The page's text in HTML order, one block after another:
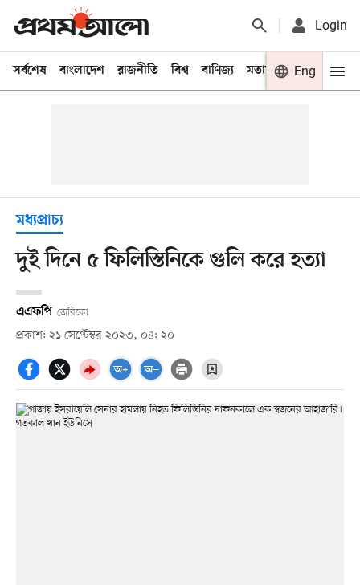
Login
সর্বশেষ বাংলাদেশ রাজনীতি বিশ্ব বাণিজ্য মতামত খেলা
Eng
মধ্যপ্রাচ্য
দুই দিনে ৫ ফিলিস্তিনিকে গুলি করে হত্যা
এএফপি জেরিকো
প্রকাশ: ২১ সেপ্টেম্বর ২০২৩, ০৪: ২০